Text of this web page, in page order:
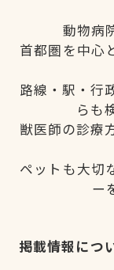
動物病
首都圏を中心
路線・駅・行
らも
獣医師の診療
ペットも大切
ー
掲載情報につ